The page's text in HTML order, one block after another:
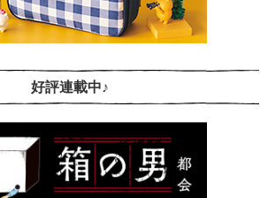
好評連載中♪